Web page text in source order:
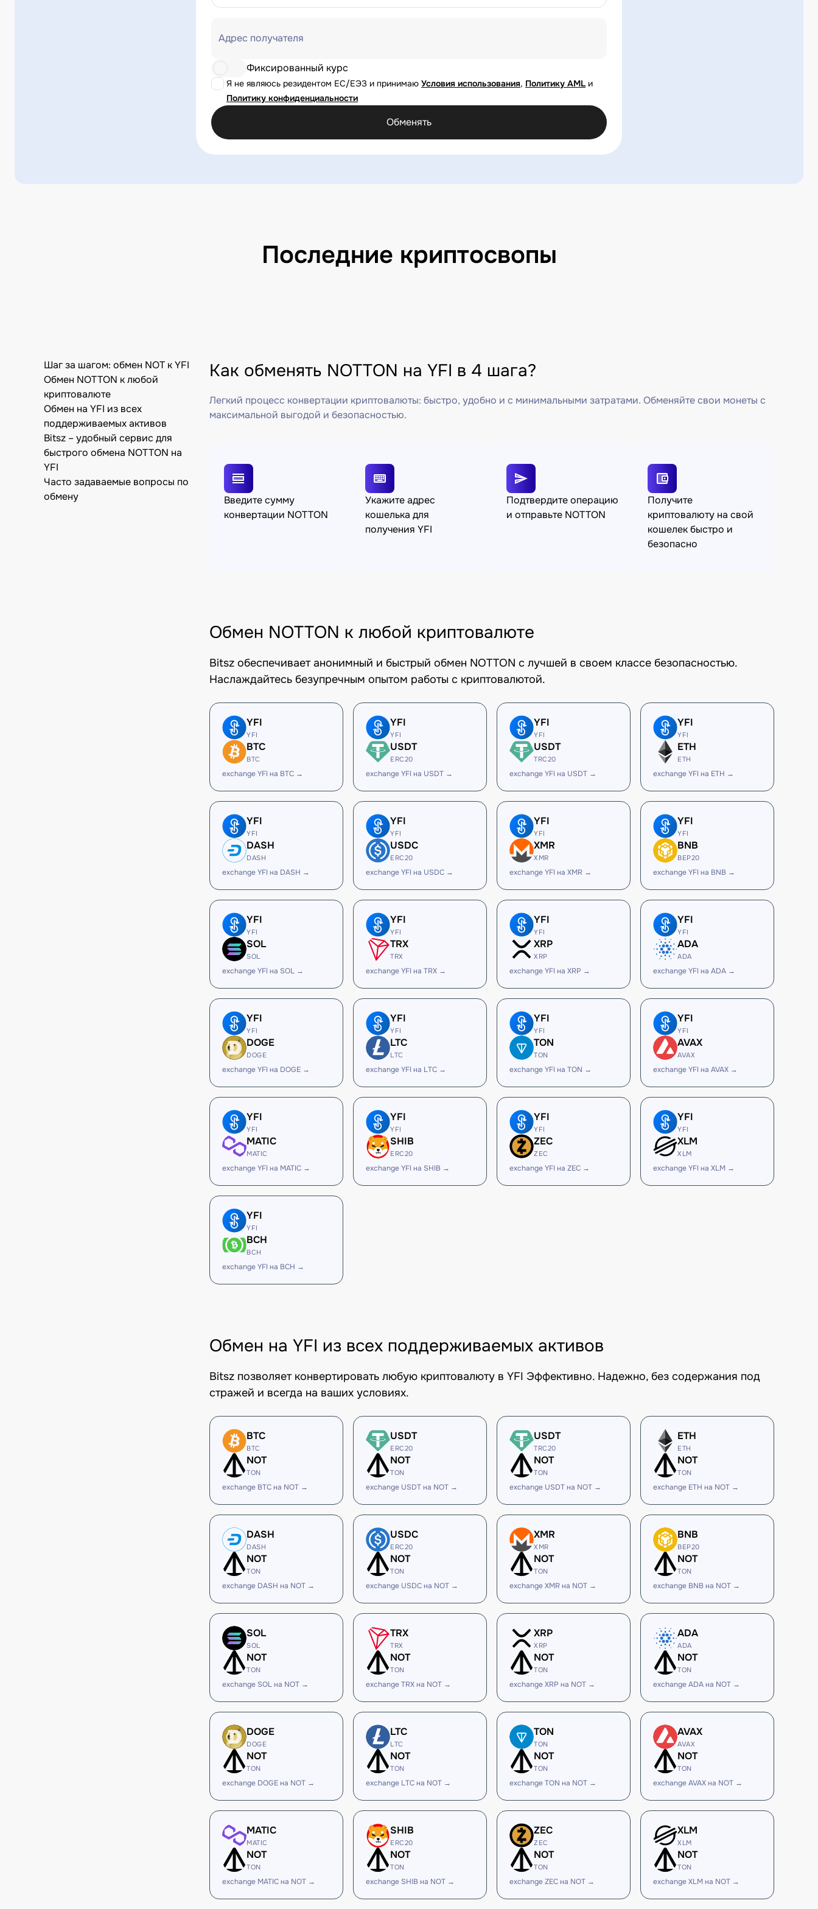
Адрес получателя
Я не являюсь резидентом ЕС/ЕЭЗ и принимаю Условия использования, Политику AML и
Политику конфиденциальности
Фиксированный курс
Обменять
Последние криптосвопы
Шаг за шагом: обмен NOT к YFI
Обмен NOTTON к любой
криптовалюте
Обмен на YFI из всех
поддерживаемых активов
Bitsz – удобный сервис для
быстрого обмена NOTTON на
YFI
Часто задаваемые вопросы по
обмену
Как обменять NOTTON на YFI в 4 шага?
Легкий процесс конвертации криптовалюты: быстро, удобно и с минимальными затратами. Обменяйте свои монеты с
максимальной выгодой и безопасностью.
Введите сумму
конвертации NOTTON
Укажите адрес
кошелька для
получения YFI
Подтвердите операцию
и отправьте NOTTON
Получите
криптовалюту на свой
кошелек быстро и
безопасно
Обмен NOTTON к любой криптовалюте
Bitsz обеспечивает анонимный и быстрый обмен NOTTON с лучшей в своем классе безопасностью.
Наслаждайтесь безупречным опытом работы с криптовалютой.
YFI
YFI
BTC
BTC
exchange YFI на BTC →
YFI
YFI
USDT
ERC20
exchange YFI на USDT →
YFI
YFI
USDT
TRC20
exchange YFI на USDT →
YFI
YFI
ETH
ETH
exchange YFI на ETH →
YFI
YFI
DASH
DASH
exchange YFI на DASH →
YFI
YFI
USDC
ERC20
exchange YFI на USDC →
YFI
YFI
XMR
XMR
exchange YFI на XMR →
YFI
YFI
BNB
BEP20
exchange YFI на BNB →
YFI
YFI
SOL
SOL
exchange YFI на SOL →
YFI
YFI
TRX
TRX
exchange YFI на TRX →
YFI
YFI
XRP
XRP
exchange YFI на XRP →
YFI
YFI
ADA
ADA
exchange YFI на ADA →
YFI
YFI
DOGE
DOGE
exchange YFI на DOGE →
YFI
YFI
LTC
LTC
exchange YFI на LTC →
YFI
YFI
TON
TON
exchange YFI на TON →
YFI
YFI
AVAX
AVAX
exchange YFI на AVAX →
YFI
YFI
MATIC
MATIC
exchange YFI на MATIC →
YFI
YFI
SHIB
ERC20
exchange YFI на SHIB →
YFI
YFI
ZEC
ZEC
exchange YFI на ZEC →
YFI
YFI
XLM
XLM
exchange YFI на XLM →
YFI
YFI
BCH
BCH
exchange YFI на BCH →
Обмен на YFI из всех поддерживаемых активов
Bitsz позволяет конвертировать любую криптовалюту в YFI Эффективно. Надежно, без содержания под
стражей и всегда на ваших условиях.
BTC
BTC
NOT
TON
exchange BTC на NOT →
USDT
ERC20
NOT
TON
exchange USDT на NOT →
USDT
TRC20
NOT
TON
exchange USDT на NOT →
ETH
ETH
NOT
TON
exchange ETH на NOT →
DASH
DASH
NOT
TON
exchange DASH на NOT →
USDC
ERC20
NOT
TON
exchange USDC на NOT →
XMR
XMR
NOT
TON
exchange XMR на NOT →
BNB
BEP20
NOT
TON
exchange BNB на NOT →
SOL
SOL
NOT
TON
exchange SOL на NOT →
TRX
TRX
NOT
TON
exchange TRX на NOT →
XRP
XRP
NOT
TON
exchange XRP на NOT →
ADA
ADA
NOT
TON
exchange ADA на NOT →
DOGE
DOGE
NOT
TON
exchange DOGE на NOT →
LTC
LTC
NOT
TON
exchange LTC на NOT →
TON
TON
NOT
TON
exchange TON на NOT →
AVAX
AVAX
NOT
TON
exchange AVAX на NOT →
MATIC
MATIC
NOT
TON
exchange MATIC на NOT →
SHIB
ERC20
NOT
TON
exchange SHIB на NOT →
ZEC
ZEC
NOT
TON
exchange ZEC на NOT →
XLM
XLM
NOT
TON
exchange XLM на NOT →